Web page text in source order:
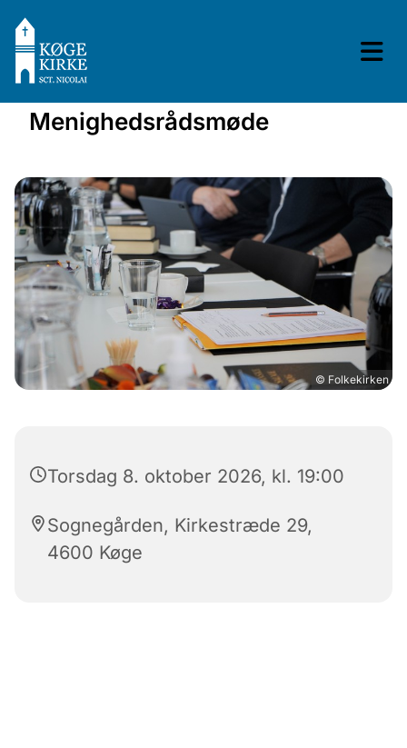
Menighedsrådsmøde
© Folkekirken
Torsdag 8. oktober 2026, kl. 19:00
Sognegården, Kirkestræde 29,
4600 Køge